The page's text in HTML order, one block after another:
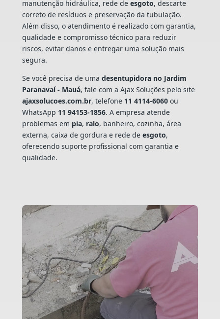
manutenção hidráulica, rede de esgoto, descarte
correto de resíduos e preservação da tubulação.
Além disso, o atendimento é realizado com garantia,
qualidade e compromisso técnico para reduzir
riscos, evitar danos e entregar uma solução mais
segura.
Se você precisa de uma desentupidora no Jardim
Paranavaí - Mauá, fale com a Ajax Soluções pelo site
ajaxsolucoes.com.br, telefone 11 4114-6060ou
WhatsApp 11 94153-1856. A empresa atende
problemas em pia, ralo, banheiro, cozinha, área
externa, caixa de gordura e rede de esgoto,
oferecendo suporte profissional com garantia e
qualidade.